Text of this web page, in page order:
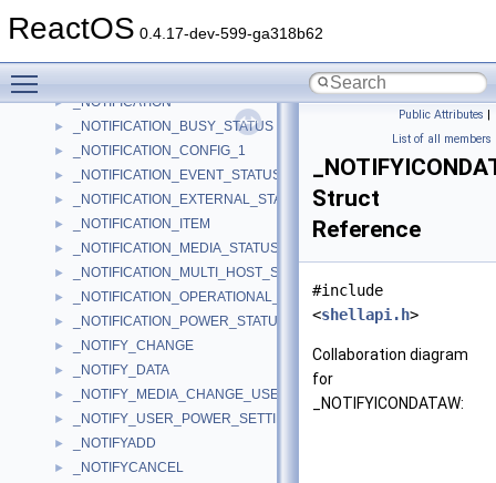
ReactOS 0.4.17-dev-599-ga318b62
► _Not< __false_type >
► _NOTIFICATION
► _NOTIFICATION_BUSY_STATUS
► _NOTIFICATION_CONFIG_1
► _NOTIFICATION_EVENT_STATUS_HEADER
► _NOTIFICATION_EXTERNAL_STATUS
► _NOTIFICATION_ITEM
► _NOTIFICATION_MEDIA_STATUS
► _NOTIFICATION_MULTI_HOST_STATUS
► _NOTIFICATION_OPERATIONAL_STATUS
► _NOTIFICATION_POWER_STATUS
► _NOTIFY_CHANGE
► _NOTIFY_DATA
► _NOTIFY_MEDIA_CHANGE_USER_IN
► _NOTIFY_USER_POWER_SETTING
► _NOTIFYADD
► _NOTIFYCANCEL
Public Attributes |
List of all members
Struct
Reference
#include
<shellapi.h>
Collaboration diagram
for
_NOTIFYICONDATAW: